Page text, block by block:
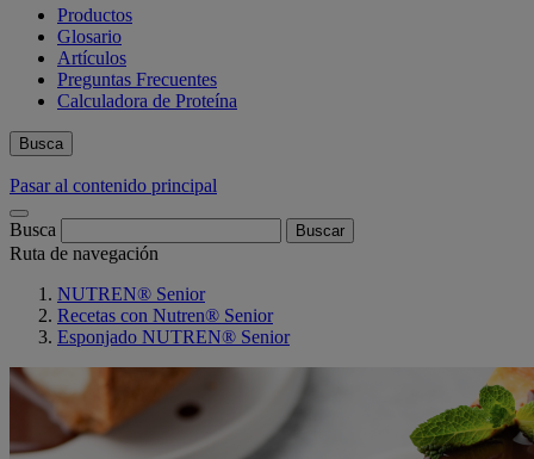
Productos
Glosario
Artículos
Preguntas Frecuentes
Calculadora de Proteína
Busca
Pasar al contenido principal
Busca
Ruta de navegación
NUTREN® Senior
Recetas con Nutren® Senior
Esponjado NUTREN® Senior